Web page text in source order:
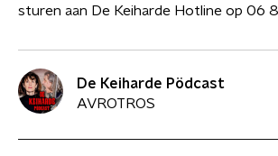
sturen aan De Keiharde Hotline op 06
De Keiharde Pödcast
AVROTROS